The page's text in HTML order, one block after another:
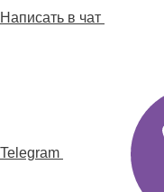
Написать в чат
Telegram